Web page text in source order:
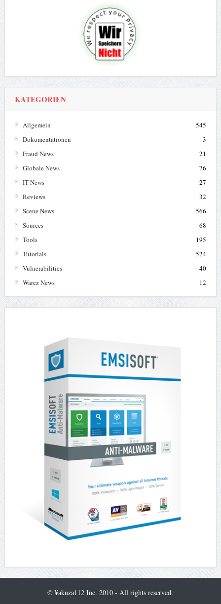
KATEGORIEN
Allgemein
545
Dokumentationen
3
Fraud News
21
Globale News
76
IT News
27
Reviews
32
Scene News
566
Sources
68
Tools
195
Tutorials
524
Vulnerabilities
40
Warez News
12
© ¥akuza112 Inc. 2010 - All rights reserved.